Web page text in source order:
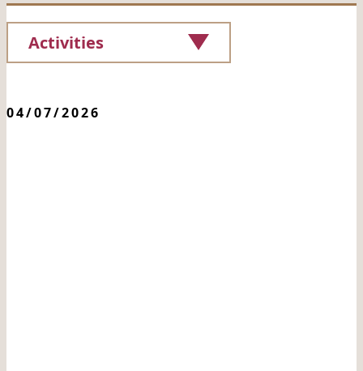
Activities
04/07/2026